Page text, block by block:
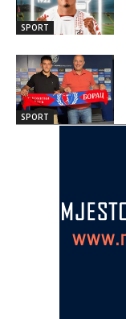
SPORT
SPORT